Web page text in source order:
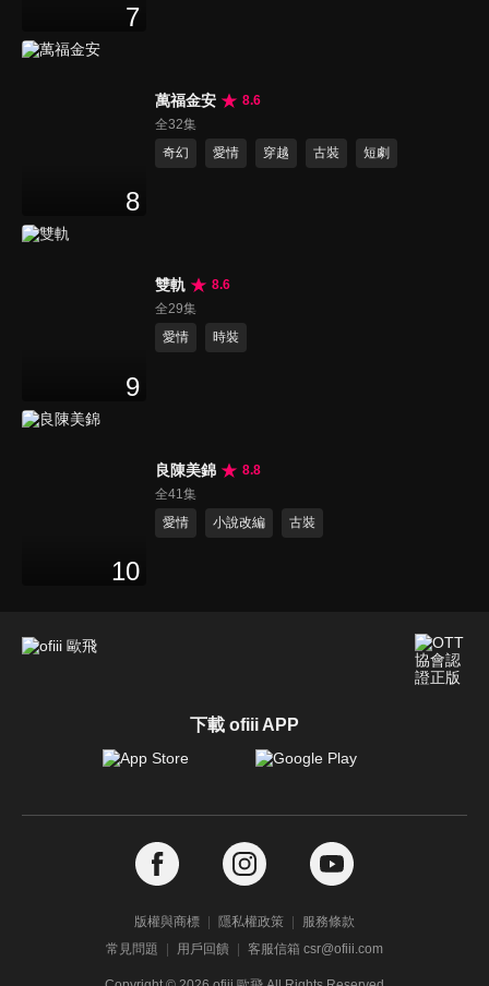
7
8
萬福金安
8.6
全32集
奇幻
愛情 穿越 古裝 短劇
9
雙軌
8.6
全29集
愛情
時裝
10
良陳美錦
8.8
全41集
愛情
小說改編 古裝
下載 ofiii APP
版權與商標 隱私權政策
服務條款
常見問題
用戶回饋 客服信箱 csr@ofiii.com